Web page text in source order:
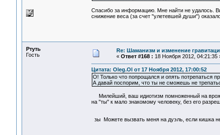
Спасибо за информацию. Мне найти не удалось.
снижение веса (за счет "улетевшей души")
Ртуть
Гость
Re: Шаманизм и изменение
« Ответ #168 : 18 Ноября 2012, 04:21:35
Цитата: Oleg.Ol от 17 Ноября 2012, 17:00:52
О! Только что попрощался и опять потрепаться
А давай поспорим, что ты не сможешь не
Милейший, ваш идиотизм помноженный на
на "ты" к мало знакомому человеку, без его
зы Можете вызвать меня на дуэль, если кишка